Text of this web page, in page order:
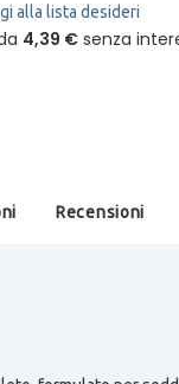
alla lista desideri
Recensioni